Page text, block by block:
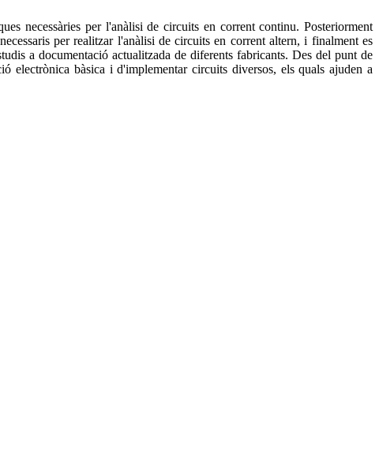
necessàries per l'anàlisi de circuits en corrent continu. Posteriorment
per realitzar l'anàlisi de circuits en corrent altern, i finalment es
a documentació actualitzada de diferents fabricants. Des del punt de
electrònica bàsica i d'implementar circuits diversos, els quals ajuden a